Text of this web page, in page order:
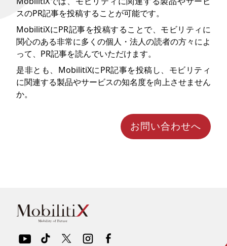
スのPR記事を投稿することが可能です。
MobilitiXにPR記事を投稿することで、モビリティに
関心のある非常に多くの個人・法人の読者の方々によ
って、PR記事を読んでいただけます。
是非とも、MobilitiXにPR記事を投稿し、モビリティ
に関連する製品やサービスの知名度を向上させません
か。
お問い合わせへ